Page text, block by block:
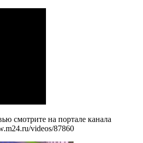
смотрите на портале канала
videos/87860